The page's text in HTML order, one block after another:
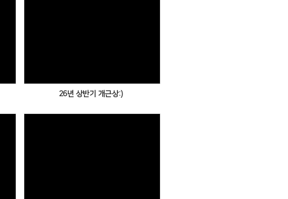
26년 상반기 개근상:)